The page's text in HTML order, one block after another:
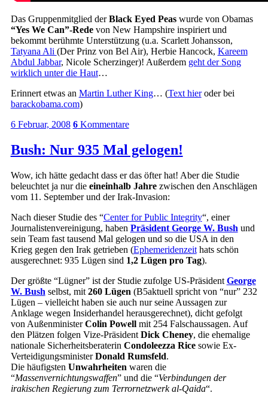
Das Gruppenmitglied derBlack Eyed Peaswurde von Obamas
“Yes We Can”-Redevon New Hampshire inspiriert und
bekommt berühmte Unterstützung (u.a. Scarlett Johansson,
Tatyana Ali (Der Prinz von Bel Air), Herbie Hancock, Kareem
Abdul Jabbar, Nicole Scherzinger)! Außerdem geht der Song
wirklich unter die Haut…
Erinnert etwas an Martin Luther King… (Text hieroder bei
barackobama.com)
6 Februar, 2008 6Kommentare
Bush: Nur 935 Mal gelogen!
Wow, ich hätte gedacht dass er das öfter hat! Aber die Studie
beleuchtet ja nur die eineinhalb Jahrezwischen den Anschlägen
vom 11. September und der Irak-Invasion:
Nach dieser Studie des “Center for Public Integrity“, einer
Journalistenvereinigung, haben Präsident George W. Bush und
sein Team fast tausend Mal gelogen und so die USA in den
Krieg gegen den Irak getrieben (Ephemeridenzeithats schön
ausgerechnet: 935 Lügen sind 1,2 Lügen pro Tag).
Der größte “Lügner” ist der Studie zufolge US-Präsident George
W. Bush selbst, mit 260 Lügen (B5aktuell spricht von “nur” 232
Lügen – vielleicht haben sie auch nur seine Aussagen zur
Anklage wegen Insiderhandel herausgerechnet), dicht gefolgt
von AußenministerColin Powellmit 254 Falschaussagen. Auf
den Plätzen folgen Vize-Präsident Dick Cheney, die ehemalige
nationale Sicherheitsberaterin Condoleezza Ricesowie Ex-
VerteidigungsministerDonald Rumsfeld.
Die häufigsten Unwahrheiten waren die
“Massenvernichtungswaffen” und die “Verbindungen der
irakischen Regierung zum Terrornetzwerk al-Qaida“.